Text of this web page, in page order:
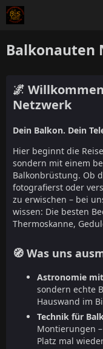
Balkonauten
🌌
Netzwerk
Dein Balkon. Dein
Hier beginnt die
sondern mit einem
Balkonbrüstung. Ob
fotografierst oder
zu erwischen – bei
wissen: Die besten
Thermoskanne,
🧭 Was uns
Astronomie
sondern echte
Hauswand im
Technik für
Montierungen
Platz mal